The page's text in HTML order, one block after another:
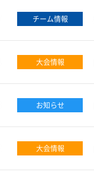
チーム情報
大会情報
お知らせ
大会情報